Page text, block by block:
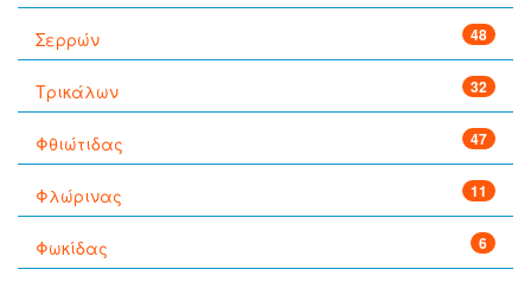
Σερρών 48
Τρικάλων 32
Φθιώτιδας 47
Φλώρινας 11
Φωκίδας 6